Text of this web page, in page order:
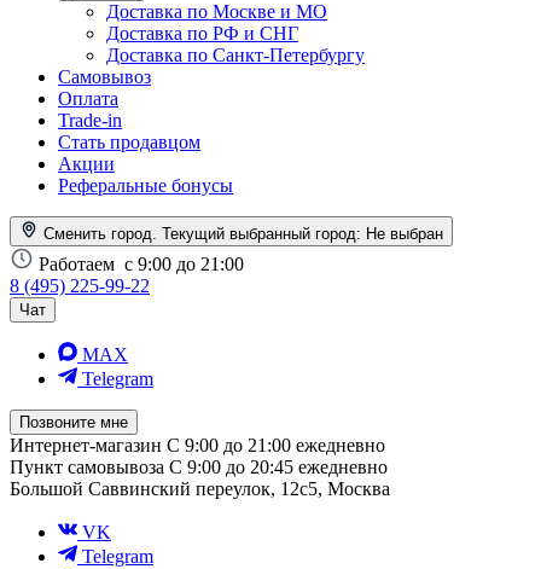
Доставка по Москве и МО
Доставка по РФ и СНГ
Доставка по Санкт-Петербургу
Самовывоз
Оплата
Trade-in
Стать продавцом
Акции
Реферальные бонусы
Сменить город. Текущий выбранный город: Не выбран
Работаем с 9:00 до 21:00
8 (495) 225-99-22
Чат
MAX
Telegram
Позвоните мне
Интернет-магазин С 9:00 до 21:00 ежедневно
Пункт самовывоза С 9:00 до 20:45 ежедневно
Большой Саввинский переулок, 12с5, Москва
VK
Telegram